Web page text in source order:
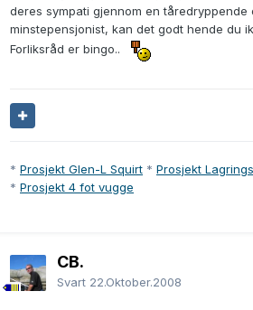
deres sympati gjennom en tåredryppende
minstepensjonist, kan det godt hende du
Forliksråd er bingo..
* Prosjekt Glen-L Squirt * Prosjekt
* Prosjekt 4 fot vugge
CB.
Svart 22.Oktober.2008